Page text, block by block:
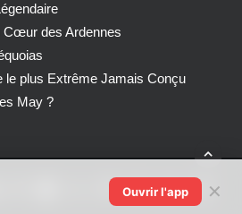
Cœur des Ardennes
le plus Extrême Jamais Conçu
May ?
Ouvrir l'app ✕